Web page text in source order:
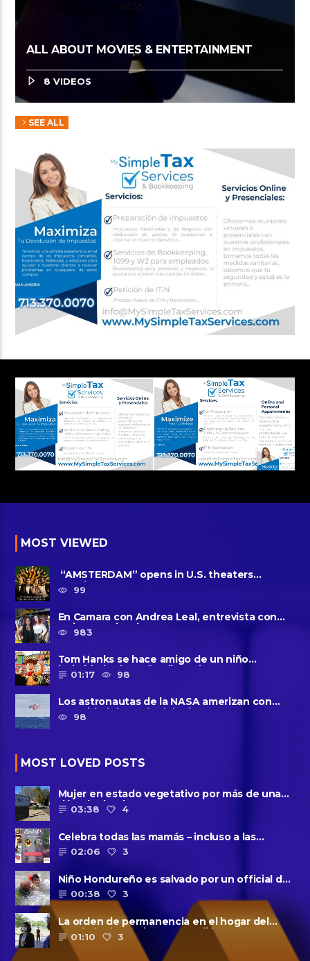
ALL ABOUT MOVIES & ENTERTAINMENT
8 VIDEOS
SEE ALL
MOST VIEWED
“AMSTERDAM” opens in U.S. theaters
October 7, 2022
99
En Camara con Andrea Leal, entrevista con
Majo Cornejo, Cirque Du ......
983
Tom Hanks se hace amigo de un niño
intimidado de 8 años llamado ......
01:17 98
Los astronautas de la NASA amerizan con
seguridad después del primer ......
98
MOST LOVED POSTS
Mujer en estado vegetativo por más de una
década da a luz en un ......
03:38 4
Celebra todas las mamás – incluso a las
solteras – con ......
02:06 3
Niño Hondureño es salvado por un official de
la patrulla fronteriza
00:38 3
La orden de permanencia en el hogar del
condado de Harris se extendió......
01:10 3